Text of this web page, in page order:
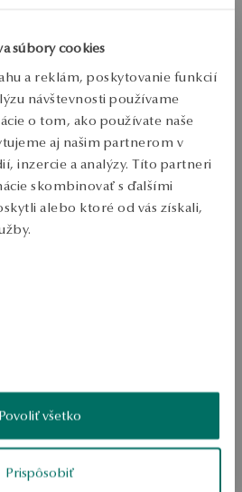
súbory cookies
a reklám, poskytovanie funkcií
návštevnosti používame
o tom, ako používate naše
aj našim partnerom v
inzercie a analýzy. Títo partneri
skombinovať s ďalšími
alebo ktoré od vás získali,
Povoliť všetko
Prispôsobiť
dostupnosť
do 30 dní
Na základe
2recenzií